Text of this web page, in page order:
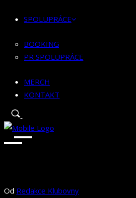
MERCH
SPOLUPRÁCE
BOOKING
PR SPOLUPRÁCE
MERCH
KONTAKT
Od Redakce Klubovny